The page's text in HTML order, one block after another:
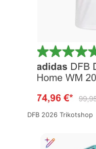
DFB 2026 Trikotshop